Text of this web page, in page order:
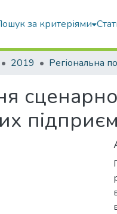
за критеріями
2019 Регіональна